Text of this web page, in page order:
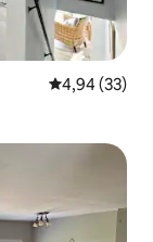
4,94 de uma
4,94 (33)